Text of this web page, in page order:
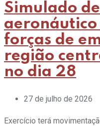
Simulado
forças de
região
no dia 28
27 de julho de 2026
Exercício terá